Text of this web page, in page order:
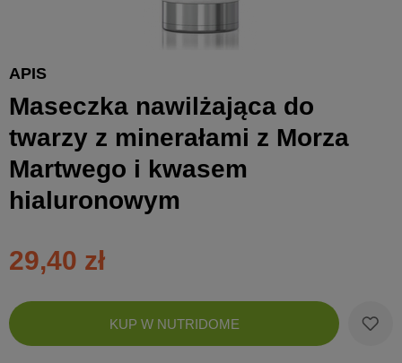
APIS
Maseczka nawilżająca do
twarzy z minerałami z Morza
Martwego i kwasem
hialuronowym
29,40 zł
Zobacz
koszyk
KUP W NUTRIDOME